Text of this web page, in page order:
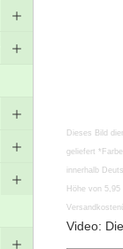
Zum
Anfang
der
Bildgalerie
springen
Dieses Bild
geliefert
innerhalb
Höhe von
Video: